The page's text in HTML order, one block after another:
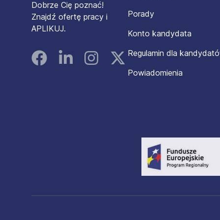
Dobrze Cię poznać!
Znajdź ofertę pracy i
APLIKUJ.
FacebookLinked InInstagramInstagram
Porady
Konto kandydata
Regulamin dla
Powiadomienia